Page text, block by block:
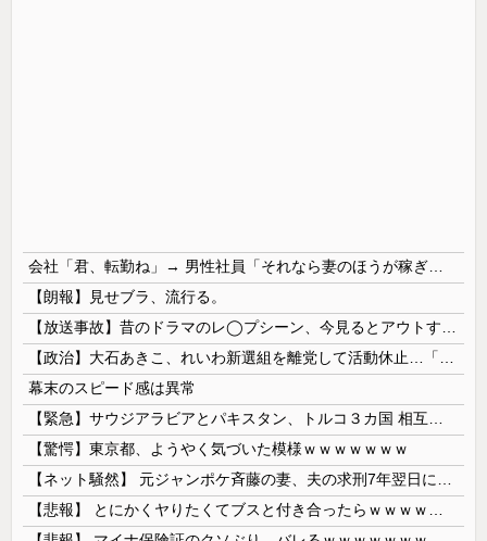
【朗報】見せブラ、流行る。
幕末のスピード感は異常
【驚愕】東京都、ようやく気づいた模様ｗｗｗｗｗｗｗ